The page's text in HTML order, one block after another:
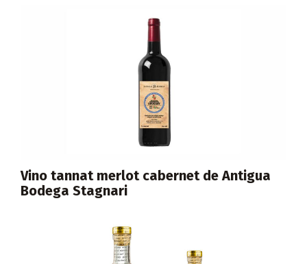
Vino tannat merlot cabernet de Antigua
Bodega Stagnari